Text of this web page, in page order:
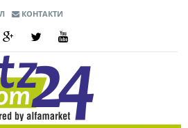
КОНТАКТИ